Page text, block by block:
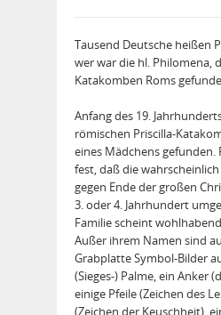
Tausend Deutsche heißen
wer war die hl. Philomena,
Katakomben Roms
Anfang des 19.
römischen Priscilla-
eines Mädchens gefunden.
fest, daß die
gegen Ende der großen
3. oder 4. Jahrhundert
Familie scheint
Außer ihrem Namen sind
Grabplatte Symbol-Bilder
(Sieges-) Palme, ein Anker
einige Pfeile (Zeichen des
(Zeichen der Keuschheit),